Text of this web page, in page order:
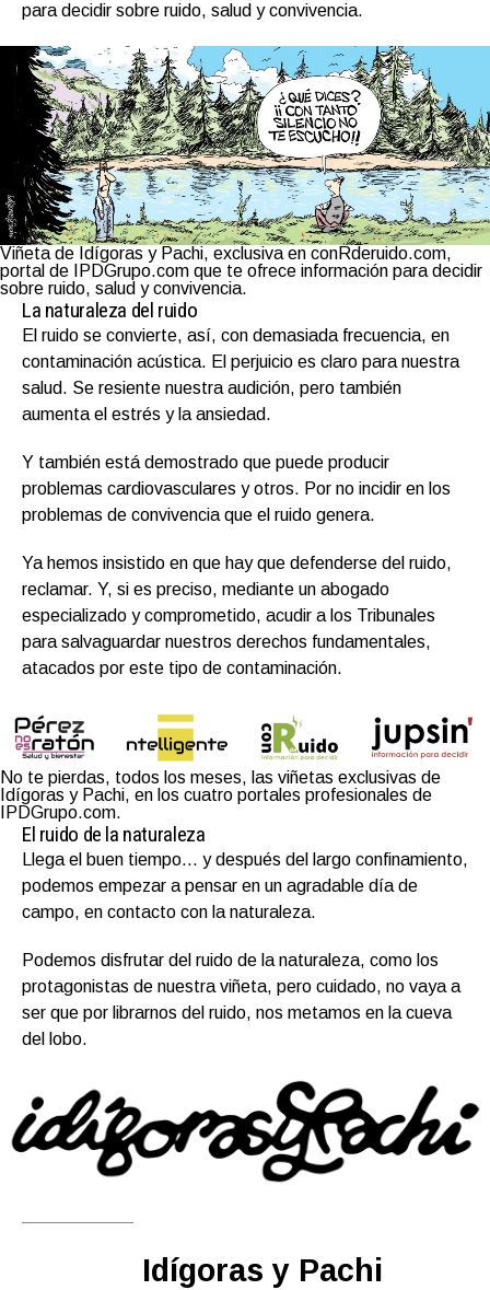
para decidir sobre ruido, salud y convivencia.
Viñeta de Idígoras y Pachi, exclusiva en conRderuido.com,
portal de IPDGrupo.com que te ofrece información para decidir
sobre ruido, salud y convivencia.
La naturaleza del ruido
El ruido se convierte, así, con demasiada frecuencia, en
contaminación acústica. El perjuicio es claro para nuestra
salud. Se resiente nuestra audición, pero también
aumenta el estrés y la ansiedad.
Y también está demostrado que puede producir
problemas cardiovasculares y otros. Por no incidir en los
problemas de convivencia que el ruido genera.
Ya hemos insistido en que hay que defenderse del ruido,
reclamar. Y, si es preciso, mediante un abogado
especializado y comprometido, acudir a los Tribunales
para salvaguardar nuestros derechos fundamentales,
atacados por este tipo de contaminación.
No te pierdas, todos los meses, las viñetas exclusivas de
Idígoras y Pachi, en los cuatro portales profesionales de
IPDGrupo.com.
El ruido de la naturaleza
Llega el buen tiempo… y después del largo confinamiento,
podemos empezar a pensar en un agradable día de
campo, en contacto con la naturaleza.
Podemos disfrutar del ruido de la naturaleza, como los
protagonistas de nuestra viñeta, pero cuidado, no vaya a
ser que por librarnos del ruido, nos metamos en la cueva
del lobo.
Idígoras y Pachi